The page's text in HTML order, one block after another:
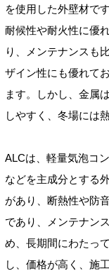
を使用した外壁材で
耐候性や耐火性に優
り、メンテナンスも
ザイン性にも優れて
ます。しかし、金属
しやすく、冬場には
ALCは、軽量気泡コ
などを主成分とする
があり、断熱性や防
であり、メンテナン
め、長期間にわたっ
し、価格が高く、施